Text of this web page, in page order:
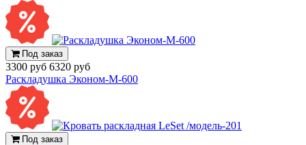
Под заказ
3300 руб 6320 руб
Раскладушка Эконом-М-600
Под заказ